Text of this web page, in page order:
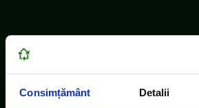
Consimțământ Detalii